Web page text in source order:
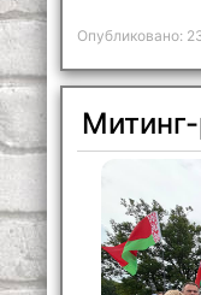
Опубликовано: